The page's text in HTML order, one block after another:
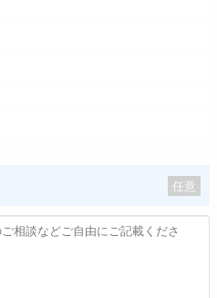
任意